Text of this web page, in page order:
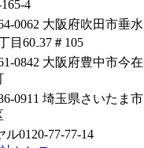
4
0062 大阪府吹田市垂水
目60₋37＃105
0842 大阪府豊中市今在
0911 埼玉県さいたま市
0120-77-77-14